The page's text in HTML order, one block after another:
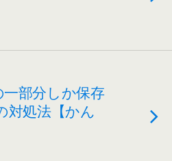
一部分しか保存
対処法【かん